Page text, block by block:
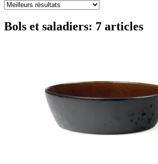
Bols et saladiers: 7 articles